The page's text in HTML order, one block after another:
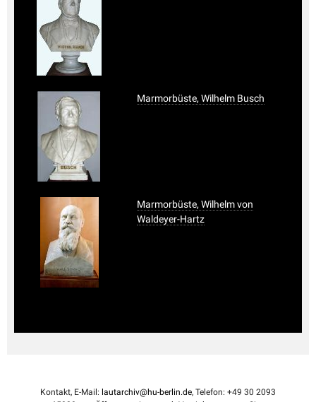
Marmorbüste, Wilhelm Busch
Marmorbüste, Wilhelm von
Waldeyer-Hartz
Kontakt, E-Mail: lautarchiv@hu-berlin.de, Telefon: +49 30 2093